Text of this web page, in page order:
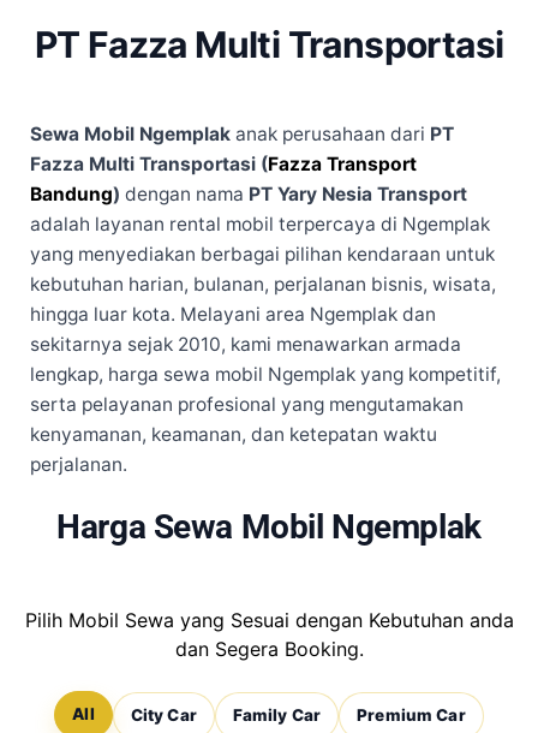
PT Fazza Multi Transportasi
Sewa Mobil Ngemplak anak perusahaan dari PT
Fazza Multi Transportasi (Fazza Transport
Bandung) dengan nama PT Yary Nesia Transport
adalah layanan rental mobil terpercaya di Ngemplak
yang menyediakan berbagai pilihan kendaraan untuk
kebutuhan harian, bulanan, perjalanan bisnis, wisata,
hingga luar kota. Melayani area Ngemplak dan
sekitarnya sejak 2010, kami menawarkan armada
lengkap, harga sewa mobil Ngemplak yang kompetitif,
serta pelayanan profesional yang mengutamakan
kenyamanan, keamanan, dan ketepatan waktu
perjalanan.
Harga Sewa Mobil Ngemplak
Pilih Mobil Sewa yang Sesuai dengan Kebutuhan anda
dan Segera Booking.
All City Car Family Car Premium Car